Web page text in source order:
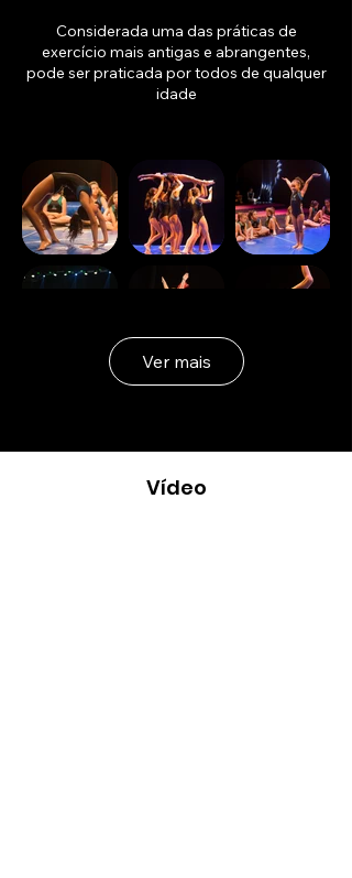
Considerada uma das práticas de
exercício mais antigas e abrangentes,
pode ser praticada por todos de qualquer
idade
Ver mais
Vídeo